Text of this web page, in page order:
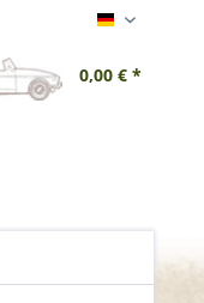
Deutsch
0,00 € *